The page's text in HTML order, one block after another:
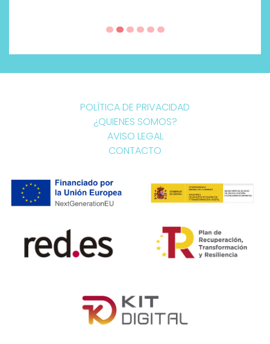
POLÍTICA DE PRIVACIDAD
¿QUIENES SOMOS?
AVISO LEGAL
CONTACTO